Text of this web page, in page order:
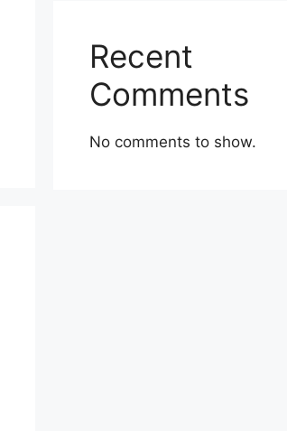
Recent
Comments
No comments to show.